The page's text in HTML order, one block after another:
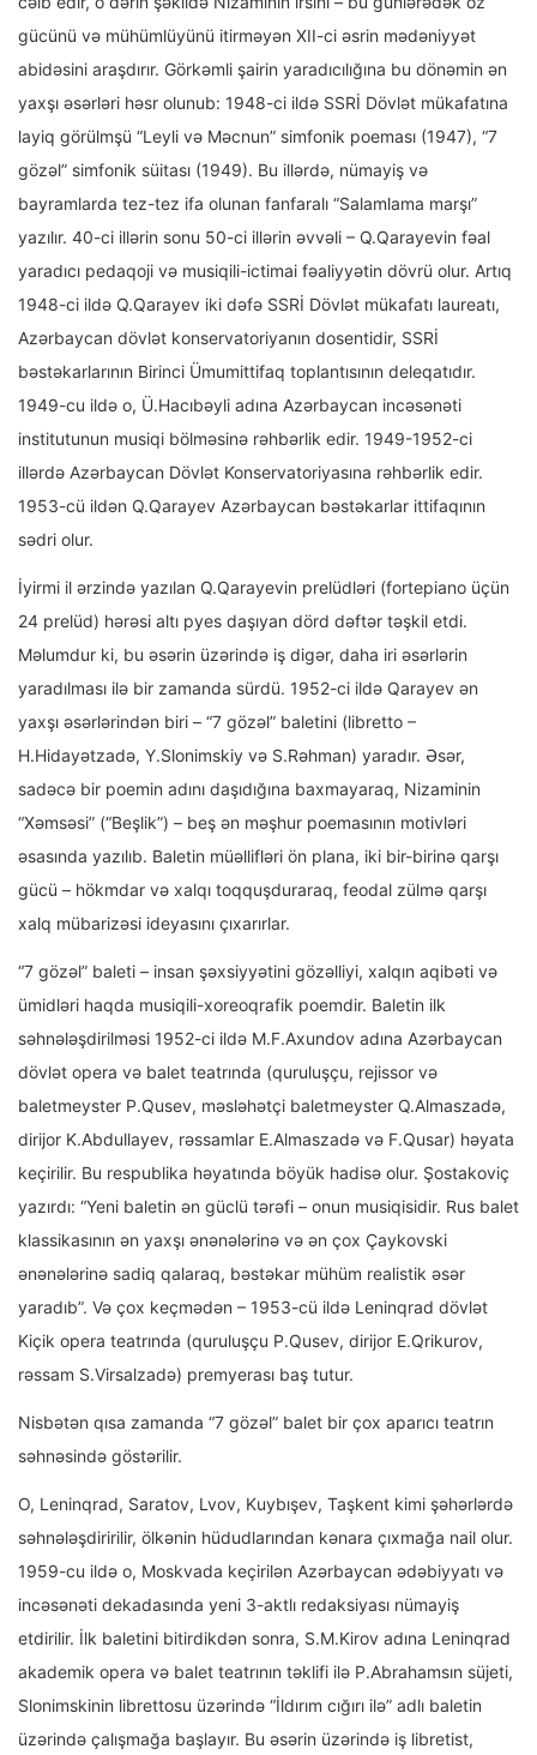
gücünü və mühümlüyünü itirməyən XII-ci əsrin mədəniyyət
abidəsini araşdırır. Görkəmli şairin yaradıcılığına bu dönəmin ən
yaxşı əsərləri həsr olunub: 1948-ci ildə SSRİ Dövlət mükafatına
layiq görülmşü “Leyli və Məcnun” simfonik poeması (1947), “7
gözəl” simfonik süitası (1949). Bu illərdə, nümayiş və
bayramlarda tez-tez ifa olunan fanfaralı “Salamlama marşı”
yazılır. 40-ci illərin sonu 50-ci illərin əvvəli – Q.Qarayevin fəal
yaradıcı pedaqoji və musiqili-ictimai fəaliyyətin dövrü olur. Artıq
1948-ci ildə Q.Qarayev iki dəfə SSRİ Dövlət mükafatı laureatı,
Azərbaycan dövlət konservatoriyanın dosentidir, SSRİ
bəstəkarlarının Birinci Ümumittifaq toplantısının deleqatıdır.
1949-cu ildə o, Ü.Hacıbəyli adına Azərbaycan incəsənəti
institutunun musiqi bölməsinə rəhbərlik edir. 1949-1952-ci
illərdə Azərbaycan Dövlət Konservatoriyasına rəhbərlik edir.
1953-cü ildən Q.Qarayev Azərbaycan bəstəkarlar ittifaqının
sədri olur.
İyirmi il ərzində yazılan Q.Qarayevin prelüdləri (fortepiano üçün
24 prelüd) hərəsi altı pyes daşıyan dörd dəftər təşkil etdi.
Məlumdur ki, bu əsərin üzərində iş digər, daha iri əsərlərin
yaradılması ilə bir zamanda sürdü. 1952-ci ildə Qarayev ən
yaxşı əsərlərindən biri – “7 gözəl” baletini (libretto –
H.Hidayətzadə, Y.Slonimskiy və S.Rəhman) yaradır. Əsər,
sadəcə bir poemin adını daşıdığına baxmayaraq, Nizaminin
“Xəmsəsi” (“Beşlik”) – beş ən məşhur poemasının motivləri
əsasında yazılıb. Baletin müəllifləri ön plana, iki bir-birinə qarşı
gücü – hökmdar və xalqı toqquşduraraq, feodal zülmə qarşı
xalq mübarizəsi ideyasını çıxarırlar.
“7 gözəl” baleti – insan şəxsiyyətini gözəlliyi, xalqın aqibəti və
ümidləri haqda musiqili-xoreoqrafik poemdir. Baletin ilk
səhnələşdirilməsi 1952-ci ildə M.F.Axundov adına Azərbaycan
dövlət opera və balet teatrında (quruluşçu, rejissor və
baletmeyster P.Qusev, məsləhətçi baletmeyster Q.Almaszadə,
dirijor K.Abdullayev, rəssamlar E.Almaszadə və F.Qusar) həyata
keçirilir. Bu respublika həyatında böyük hadisə olur. Şostakoviç
yazırdı: “Yeni baletin ən güclü tərəfi – onun musiqisidir. Rus balet
klassikasının ən yaxşı ənənələrinə və ən çox Çaykovski
ənənələrinə sadiq qalaraq, bəstəkar mühüm realistik əsər
yaradıb”. Və çox keçmədən – 1953-cü ildə Leninqrad dövlət
Kiçik opera teatrında (quruluşçu P.Qusev, dirijor E.Qrikurov,
rəssam S.Virsalzadə) premyerası baş tutur.
Nisbətən qısa zamanda “7 gözəl” balet bir çox aparıcı teatrın
səhnəsində göstərilir.
O, Leninqrad, Saratov, Lvov, Kuybışev, Taşkent kimi şəhərlərdə
səhnələşdiririlir, ölkənin hüdudlarından kənara çıxmağa nail olur.
1959-cu ildə o, Moskvada keçirilən Azərbaycan ədəbiyyatı və
incəsənəti dekadasında yeni 3-aktlı redaksiyası nümayiş
etdirilir. İlk baletini bitirdikdən sonra, S.M.Kirov adına Leninqrad
akademik opera və balet teatrının təklifi ilə P.Abrahamsın süjeti,
Slonimskinin librettosu üzərində “İldırım cığırı ilə” adlı baletin
üzərində çalışmağa başlayır. Bu əsərin üzərində iş libretist,